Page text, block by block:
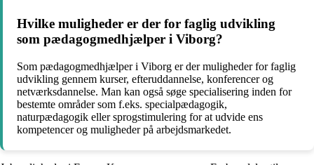
Hvilke muligheder er der for faglig udvikling
som pædagogmedhjælper i Viborg?
Som pædagogmedhjælper i Viborg er der muligheder for faglig
udvikling gennem kurser, efteruddannelse, konferencer og
netværksdannelse. Man kan også søge specialisering inden for
bestemte områder som f.eks. specialpædagogik,
naturpædagogik eller sprogstimulering for at udvide ens
kompetencer og muligheder på arbejdsmarkedet.